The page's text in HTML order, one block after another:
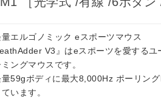
エルゴノミック eスポーツマウス
V3』はeスポーツを愛するユ
ングマウスです。
量59gボディに最大8,000Hz ポーリン
います。